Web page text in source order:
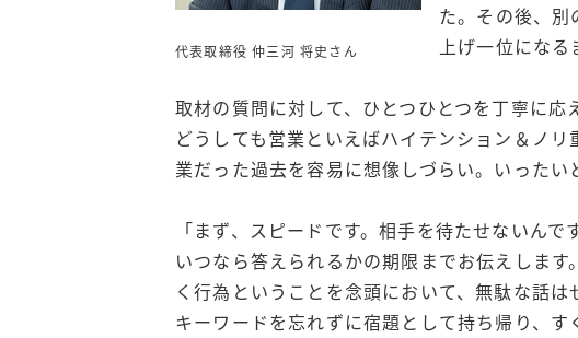
代表取締役 仲三河 将史さん
た。その後、
上げ一位になる
取材の質問に対して、ひとつひとつを丁寧に応
どうしても営業といえばハイテンション＆ノ
業だった過去を容易に想像しづらい。いった
「まず、スピードです。相手を待たせないん
いつなら答えられるかの期限までお伝えしま
く行為ということを念頭において、無駄な話
キーワードを忘れずに宿題として持ち帰り、